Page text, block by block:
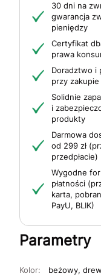
30 dni na
gwarancja
pieniędzy
Certyfikat
prawa
Doradztwo i
przy zakupie
Solidnie
i
produkty
Darmowa
od 299 zł
przedpłacie)
Wygodne
płatności
karta,
PayU, BLIK)
Parametry
Kolor:
beżowy,